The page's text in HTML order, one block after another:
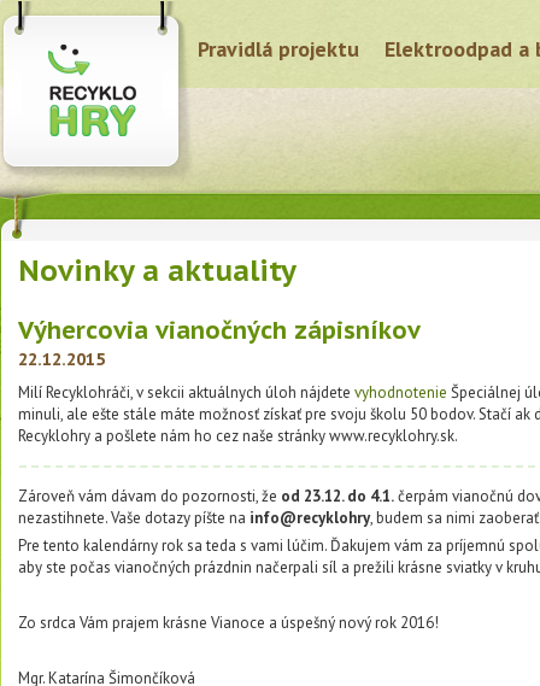
Pravidlá projektu Elektroodpad a
Novinky a aktuality
Výhercovia vianočných zápisníkov
22.12.2015
Milí Recyklohráči, v sekcii aktuálnych úloh nájdetevyhodnotenie Špeciálnej
minuli, ale ešte stále máte možnosť získať pre svoju školu 50 bodov. Stačí ak
Recyklohry a pošlete nám ho cez naše stránky www.recyklohry.sk.
Zároveň vám dávam do pozornosti, že od 23.12. do 4.1.čerpám vianočnú
nezastihnete. Vaše dotazy píšte na info@recyklohry, budem sa nimi
Pre tento kalendárny rok sa teda s vami lúčim. Ďakujem vám za príjemnú
aby ste počas vianočných prázdnin načerpali síl a prežili krásne sviatky v
Zo srdca Vám prajem krásne Vianoce a úspešný nový rok 2016!
Mgr. Katarína Šimončíková